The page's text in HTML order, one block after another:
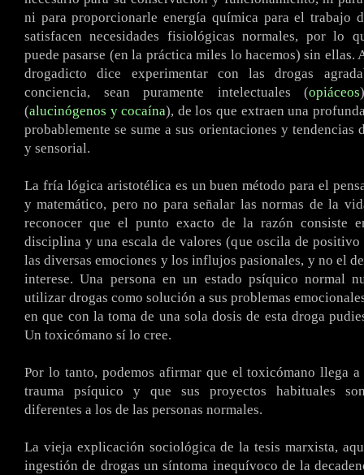
ni para proporcionarle energía química para el trabajo
satisfacen necesidades fisiológicas normales, por lo
puede pasarse (en la práctica miles lo hacemos) sin ellas.
drogadicto dice experimentar con las drogas
conciencia, sean puramente intelectuales (opiáceos
(alucinógenos y cocaína), de los que extraen una
probablemente se sume a sus orientaciones y tendencias
y sensorial.
La fría lógica aristotélica es un buen método para el
y matemático, pero no para señalar las normas de la
reconocer que el punto exacto de la razón consiste
disciplina y una escala de valores (que oscila de
las diversas emociones y los influjos pasionales, y no el
interese. Una persona en un estado psíquico normal
utilizar drogas como solución a sus problemas
en que con la toma de una sola dosis de esta droga
Un toxicómano sí lo cree.
Por lo tanto, podemos afirmar que el toxicómano llega
trauma psíquico y que sus proyectos habituales
diferentes a los de las personas normales.
La vieja explicación sociológica de la tesis marxista,
ingestión de drogas un síntoma inequívoco de la